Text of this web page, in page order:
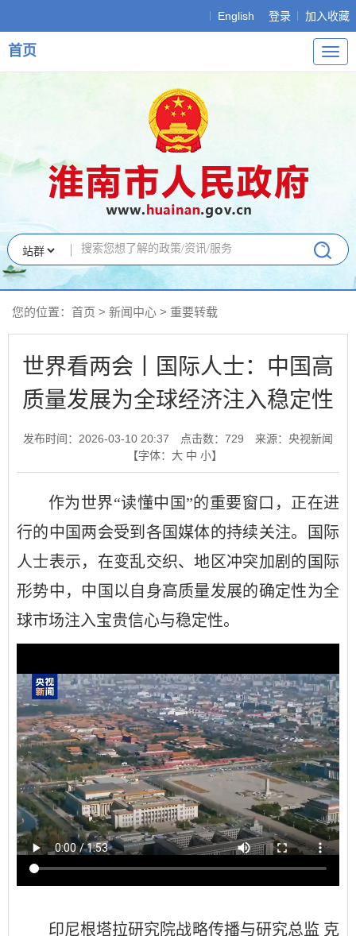
English 登录 加入收藏
导
航
首页
您的位置： 首页 > 新闻中心 > 重要转载
世界看两会丨国际人士：中国高
质量发展为全球经济注入稳定性
发布时间：2026-03-10 20:37 点击数： 729
来源：央视新闻
【字体： 大 中 小】
作为世界“读懂中国”的重要窗口，正在进
行的中国两会受到各国媒体的持续关注。国际
人士表示，在变乱交织、地区冲突加剧的国际
形势中，中国以自身高质量发展的确定性为全
球市场注入宝贵信心与稳定性。
印尼根塔拉研究院战略传播与研究总监 克